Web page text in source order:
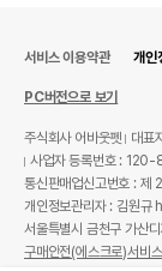
서비스 이용약관 개인
PC버전으로 보기
주식회사 어바웃펫
대표
사업자 등록번호 :
통신판매업신고번호 :
개인정보관리자 : 김원
서울특별시 금천구 가산
구매안전(에스크로)서비스